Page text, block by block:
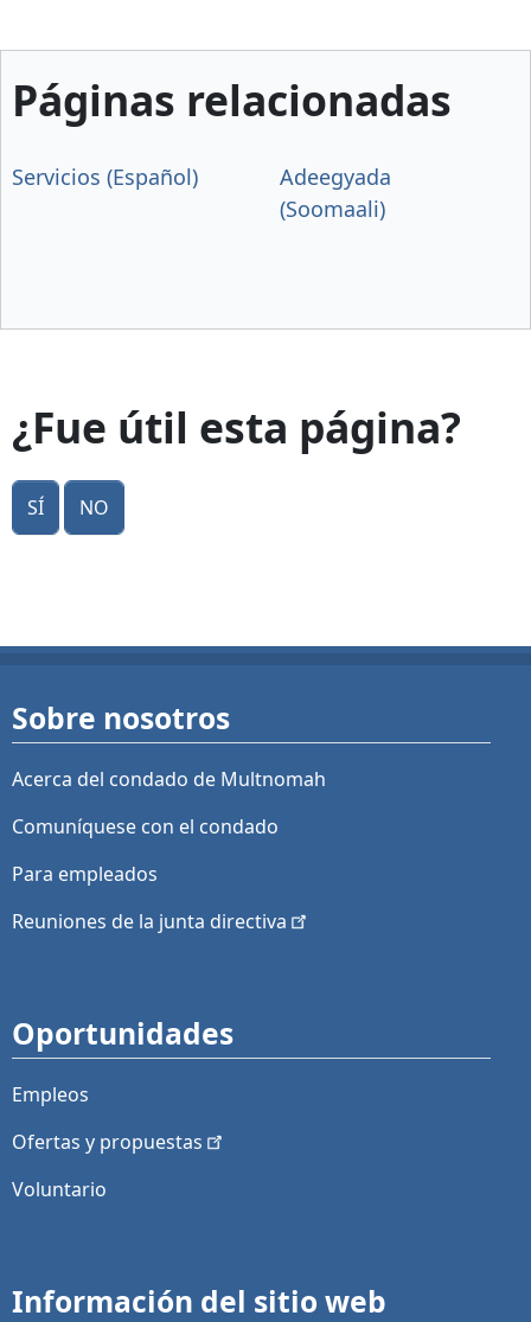
Páginas relacionadas
Servicios (Español)
Adeegyada
(Soomaali)
¿Fue útil esta página?
Sí No
Sobre nosotros
Acerca del condado de Multnomah
Comuníquese con el condado
Para empleados
Reuniones de la junta directiva
Oportunidades
Empleos
Ofertas y propuestas
Voluntario
Información del sitio web